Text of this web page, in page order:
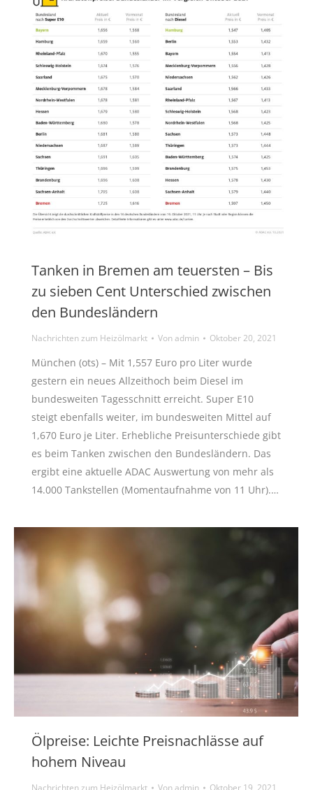
Tanken in Bremen am teuersten – Bis
zu sieben Cent Unterschied zwischen
den Bundesländern
Nachrichten zum Heizölmarkt Vonadmin Oktober 20, 2021
München (ots) – Mit 1,557 Euro pro Liter wurde
gestern ein neues Allzeithoch beim Diesel im
bundesweiten Tagesschnitt erreicht. Super E10
steigt ebenfalls weiter, im bundesweiten Mittel auf
1,670 Euro je Liter. Erhebliche Preisunterschiede gibt
es beim Tanken zwischen den Bundesländern. Das
ergibt eine aktuelle ADAC Auswertung von mehr als
14.000 Tankstellen (Momentaufnahme von 11 Uhr).…
Ölpreise: Leichte Preisnachlässe auf
hohem Niveau